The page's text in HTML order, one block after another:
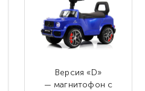
Версия «D»
— магнитофон с